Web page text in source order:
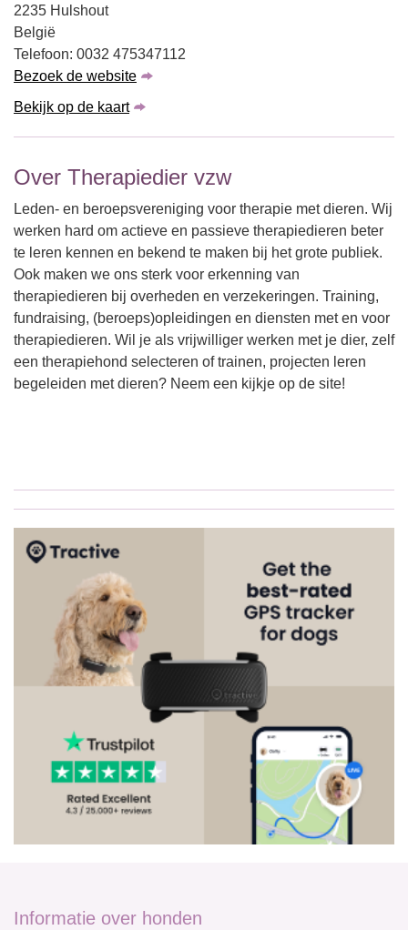
2235 Hulshout
België
Telefoon: 0032 475347112
Bezoek de website
Bekijk op de kaart
Over Therapiedier vzw
Leden- en beroepsvereniging voor therapie met dieren. Wij
werken hard om actieve en passieve therapiedieren beter
te leren kennen en bekend te maken bij het grote publiek.
Ook maken we ons sterk voor erkenning van
therapiedieren bij overheden en verzekeringen. Training,
fundraising, (beroeps)opleidingen en diensten met en voor
therapiedieren. Wil je als vrijwilliger werken met je dier, zelf
een therapiehond selecteren of trainen, projecten leren
begeleiden met dieren? Neem een kijkje op de site!
Informatie over honden